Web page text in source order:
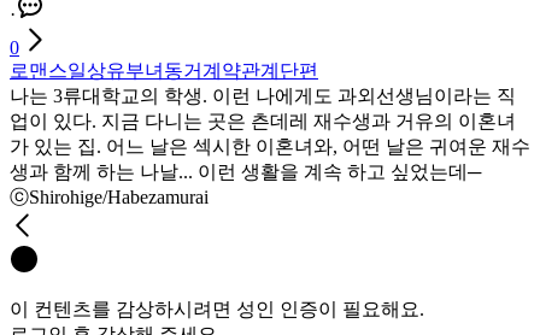
·
0
로맨스일상유부녀 동거계약관계 단편
나는 3류대학교의 학생. 이런 나에게도 과외선생님이라는 직
업이 있다. 지금 다니는 곳은 츤데레 재수생과 거유의 이혼녀
가 있는 집. 어느 날은 섹시한 이혼녀와, 어떤 날은 귀여운 재수
생과 함께 하는 나날... 이런 생활을 계속 하고 싶었는데─
ⓒShirohige/Habezamurai
이 컨텐츠를 감상하시려면 성인 인증이 필요해요.